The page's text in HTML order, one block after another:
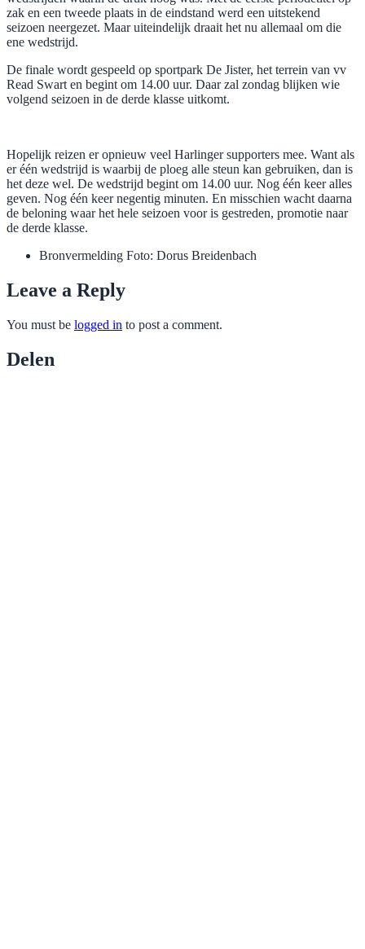
zak en een tweede plaats in de eindstand werd een uitstekend
seizoen neergezet. Maar uiteindelijk draait het nu allemaal om die
ene wedstrijd.
De finale wordt gespeeld op sportpark De Jister, het terrein van vv
Read Swart en begint om 14.00 uur. Daar zal zondag blijken wie
volgend seizoen in de derde klasse uitkomt.
Hopelijk reizen er opnieuw veel Harlinger supporters mee. Want als
er één wedstrijd is waarbij de ploeg alle steun kan gebruiken, dan is
het deze wel. De wedstrijd begint om 14.00 uur. Nog één keer alles
geven. Nog één keer negentig minuten. En misschien wacht daarna
de beloning waar het hele seizoen voor is gestreden, promotie naar
de derde klasse.
Bronvermelding Foto: Dorus Breidenbach
Leave a Reply
You must be logged in to post a comment.
Delen